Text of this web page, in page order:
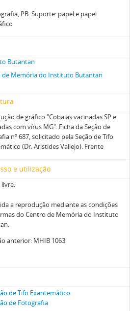
PB. Suporte: papel e papel
Butantan
de Memória do Instituto Butantan
de gráfico "Cobaias vacinadas SP e
com vírus MG". Ficha da Seção de
nº 687, solicitado pela Seção de Tifo
(Dr. Aristides Vallejo). Frente
e utilização
livre.
a reprodução mediante as condições
do Centro de Memória do Instituto
anterior: MHIB 1063
de Tifo Exantemático
de Fotografia